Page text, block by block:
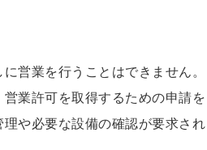
営業を行うことはできません。
業許可を取得するための申請を
や必要な設備の確認が要求され